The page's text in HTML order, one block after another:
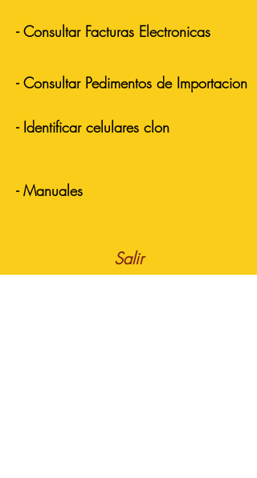
- Consultar Facturas Electronicas
- Consultar Pedimentos de Importacion
- Identificar celulares clon
- Manuales
Salir